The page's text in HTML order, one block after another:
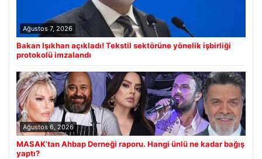
Ağustos 7, 2026
Bakan Işıkhan açıkladı! Tekstil sektörüne yönelik işbirliği
protokolü imzalandı
Ağustos 6, 2026
MASAK’tan Ahbap Derneği raporu. Hangi ünlü ne kadar bağış
yaptı?